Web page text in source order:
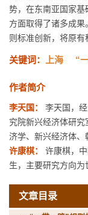
势，在东南亚国家
方面取得了诸多成
则标准创新，将原有
关键词： 上海 “
作者简介
李天国：
李天国，
究院新兴经济体研
济学、新兴经济体、
许康棋：
许康棋，
生，主要研究方向为
文章目录